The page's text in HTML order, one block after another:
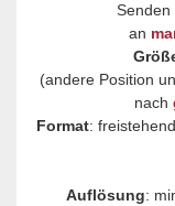
Senden
an
(andere Position
nach
Format:
Auflösung: